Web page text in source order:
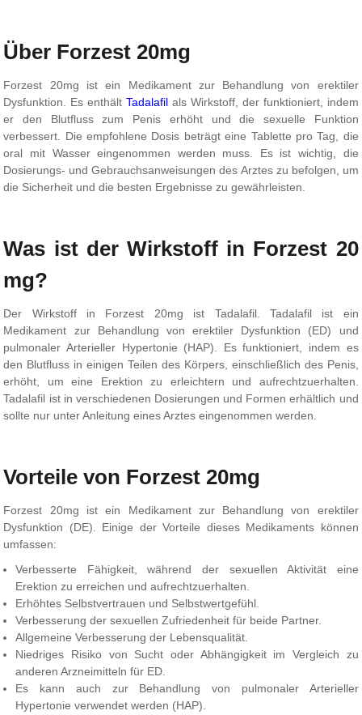
Über Forzest 20mg
Forzest 20mg ist ein Medikament zur Behandlung von erektiler
Dysfunktion. Es enthältTadalafil als Wirkstoff, der funktioniert, indem
er den Blutfluss zum Penis erhöht und die sexuelle Funktion
verbessert. Die empfohlene Dosis beträgt eine Tablette pro Tag, die
oral mit Wasser eingenommen werden muss. Es ist wichtig, die
Dosierungs- und Gebrauchsanweisungen des Arztes zu befolgen, um
die Sicherheit und die besten Ergebnisse zu gewährleisten.
Was ist der Wirkstoff in Forzest 20
mg?
Der Wirkstoff in Forzest 20mg ist Tadalafil. Tadalafil ist ein
Medikament zur Behandlung von erektiler Dysfunktion (ED) und
pulmonaler Arterieller Hypertonie (HAP). Es funktioniert, indem es
den Blutfluss in einigen Teilen des Körpers, einschließlich des Penis,
erhöht, um eine Erektion zu erleichtern und aufrechtzuerhalten.
Tadalafil ist in verschiedenen Dosierungen und Formen erhältlich und
sollte nur unter Anleitung eines Arztes eingenommen werden.
Vorteile von Forzest 20mg
Forzest 20mg ist ein Medikament zur Behandlung von erektiler
Dysfunktion (DE). Einige der Vorteile dieses Medikaments können
umfassen:
Verbesserte Fähigkeit, während der sexuellen Aktivität eine
Erektion zu erreichen und aufrechtzuerhalten.
Erhöhtes Selbstvertrauen und Selbstwertgefühl.
Verbesserung der sexuellen Zufriedenheit für beide Partner.
Allgemeine Verbesserung der Lebensqualität.
Niedriges Risiko von Sucht oder Abhängigkeit im Vergleich zu
anderen Arzneimitteln für ED.
Es kann auch zur Behandlung von pulmonaler Arterieller
Hypertonie verwendet werden (HAP).